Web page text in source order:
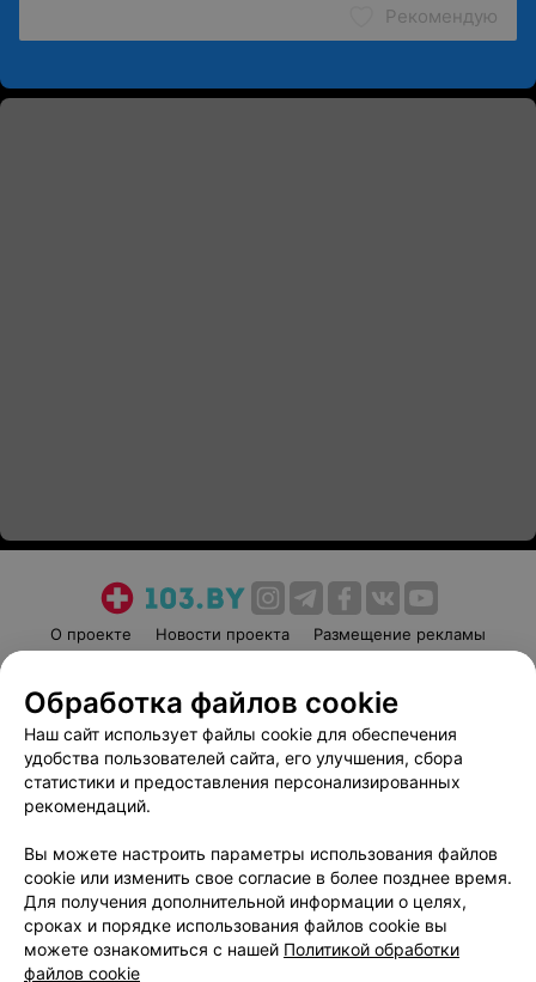
Рекомендую
О проекте Новости проекта
Размещение рекламы
Пользовательское соглашение
Способы оплаты
Вакансии
Партнеры
Написать руководителю 103.by
Обработка персональных данных
Обработка файлов cookie
Наш сайт использует файлы cookie для обеспечения
удобства пользователей сайта, его улучшения, сбора
статистики и предоставления персонализированных
рекомендаций.
Вы можете настроить параметры использования файлов
cookie или изменить свое согласие в более позднее время.
Для получения дополнительной информации о целях,
сроках и порядке использования файлов cookie вы
можете ознакомиться с нашей Политикой обработки
файлов cookie